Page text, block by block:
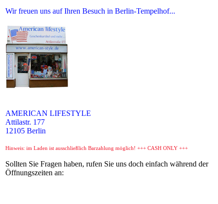
Wir freuen uns auf Ihren Besuch in Berlin-Tempelhof...
AMERICAN LIFESTYLE
Attilastr. 177
12105 Berlin
Hinweis: im Laden ist ausschließlich Barzahlung möglich! +++ CASH ONLY +++
Sollten Sie Fragen haben, rufen Sie uns doch einfach während der
Öffnungszeiten an: